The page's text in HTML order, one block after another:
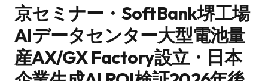
京セミナー・SoftBank堺工場
AIデータセンター大型電池量
産AX/GX Factory設立・日本